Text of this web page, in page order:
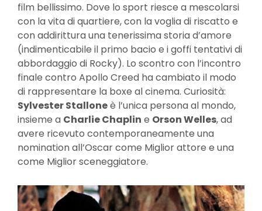
film bellissimo. Dove lo sport riesce a mescolarsi
con la vita di quartiere, con la voglia di riscatto e
con addirittura una tenerissima storia d’amore
(indimenticabile il primo bacio e i goffi tentativi di
abbordaggio di Rocky). Lo scontro con l’incontro
finale contro Apollo Creed ha cambiato il modo
di rappresentare la boxe al cinema. Curiosità:
Sylvester Stalloneè l’unica persona al mondo,
insieme a Charlie Chaplin e Orson Welles, ad
avere ricevuto contemporaneamente una
nomination all’Oscar come Miglior attore e una
come Miglior sceneggiatore.